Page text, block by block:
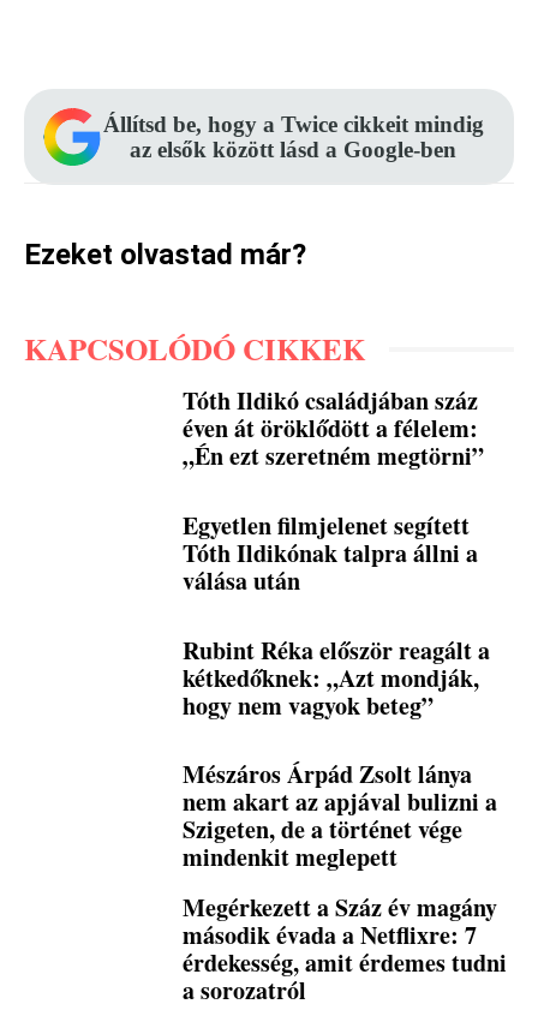
Állítsd be, hogy a Twice cikkeit mindig
az elsők között lásd a Google-ben
Ezeket olvastad már?
KAPCSOLÓDÓ CIKKEK
Tóth Ildikó családjában száz
éven át öröklődött a félelem:
„Én ezt szeretném megtörni”
Egyetlen filmjelenet segített
Tóth Ildikónak talpra állni a
válása után
Rubint Réka először reagált a
kétkedőknek: „Azt mondják,
hogy nem vagyok beteg”
Mészáros Árpád Zsolt lánya
nem akart az apjával bulizni a
Szigeten, de a történet vége
mindenkit meglepett
Megérkezett a Száz év magány
második évada a Netflixre: 7
érdekesség, amit érdemes tudni
a sorozatról